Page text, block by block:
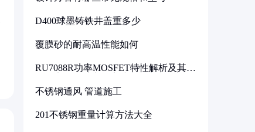
D400球墨铸铁井盖重多少
覆膜砂的耐高温性能如何
RU7088R功率MOSFET特性解析及其在
不锈钢通风 管道施工
201不锈钢重量计算方法大全